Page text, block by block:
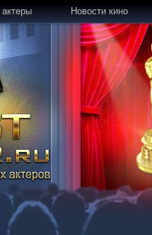
актеры Новости кино